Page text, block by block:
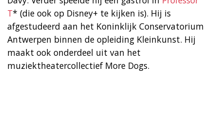
T* (die ook op Disney+ te kijken is). Hij is
afgestudeerd aan het Koninklijk Conservatorium
Antwerpen binnen de opleiding Kleinkunst. Hij
maakt ook onderdeel uit van het
muziektheatercollectief More Dogs.